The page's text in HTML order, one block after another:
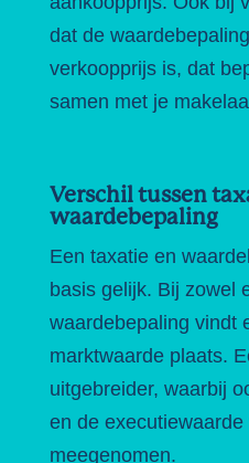
dat de
verkoopprijs is, dat
samen met je
Verschil tussen
waardebepaling
Een taxatie en
basis gelijk. Bij zowel
waardebepaling vindt
marktwaarde plaats.
uitgebreider, waarbij
en de executiewaarde
meegenomen.